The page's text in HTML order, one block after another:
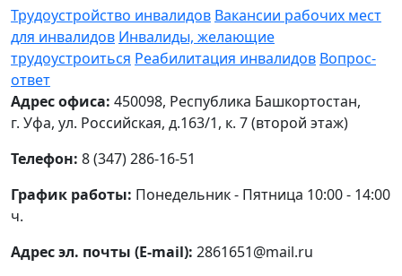
Трудоустройство инвалидов Вакансии рабочих мест
для инвалидов Инвалиды, желающие
трудоустроиться Реабилитация инвалидов Вопрос-
ответ
Адрес офиса: 450098, Республика Башкортостан,
г. Уфа, ул. Российская, д.163/1, к. 7 (второй этаж)
Телефон: 8 (347) 286-16-51
График работы: Понедельник - Пятница 10:00 - 14:00
ч.
Адрес эл. почты (E-mail): 2861651@mail.ru